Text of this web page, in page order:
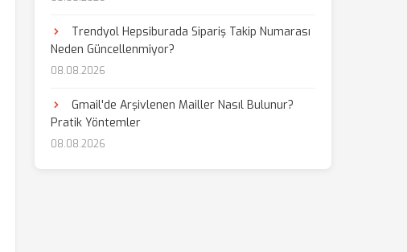
Trendyol Hepsiburada Sipariş Takip Numarası
Neden Güncellenmiyor?
08.08.2026
Gmail'de Arşivlenen Mailler Nasıl Bulunur?
Pratik Yöntemler
08.08.2026